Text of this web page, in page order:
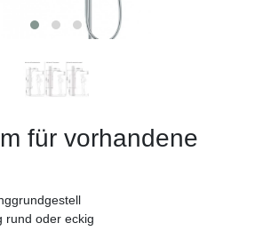
für vorhandene
rund oder eckig